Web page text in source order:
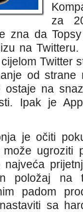
za
zna da
na
Twitter
od strane
ostaje na
Ipak je
je očiti
ugroziti
položaj
padom
sa